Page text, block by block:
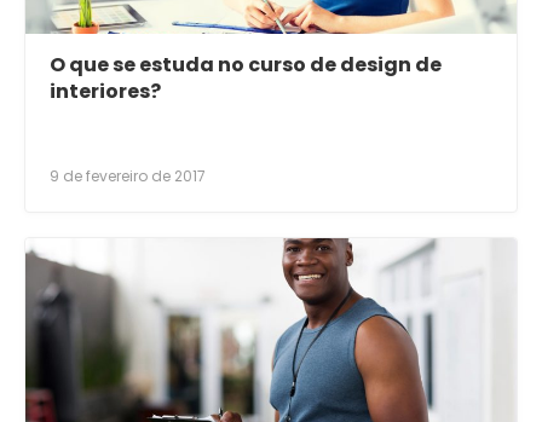
O que se estuda no curso de design de
interiores?
9 de fevereiro de 2017